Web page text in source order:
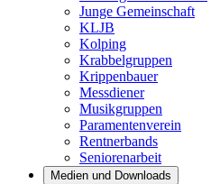
Junge Gemeinschaft
KLJB
Kolping
Krabbelgruppen
Krippenbauer
Messdiener
Musikgruppen
Paramentenverein
Rentnerbands
Seniorenarbeit
Medien und Downloads